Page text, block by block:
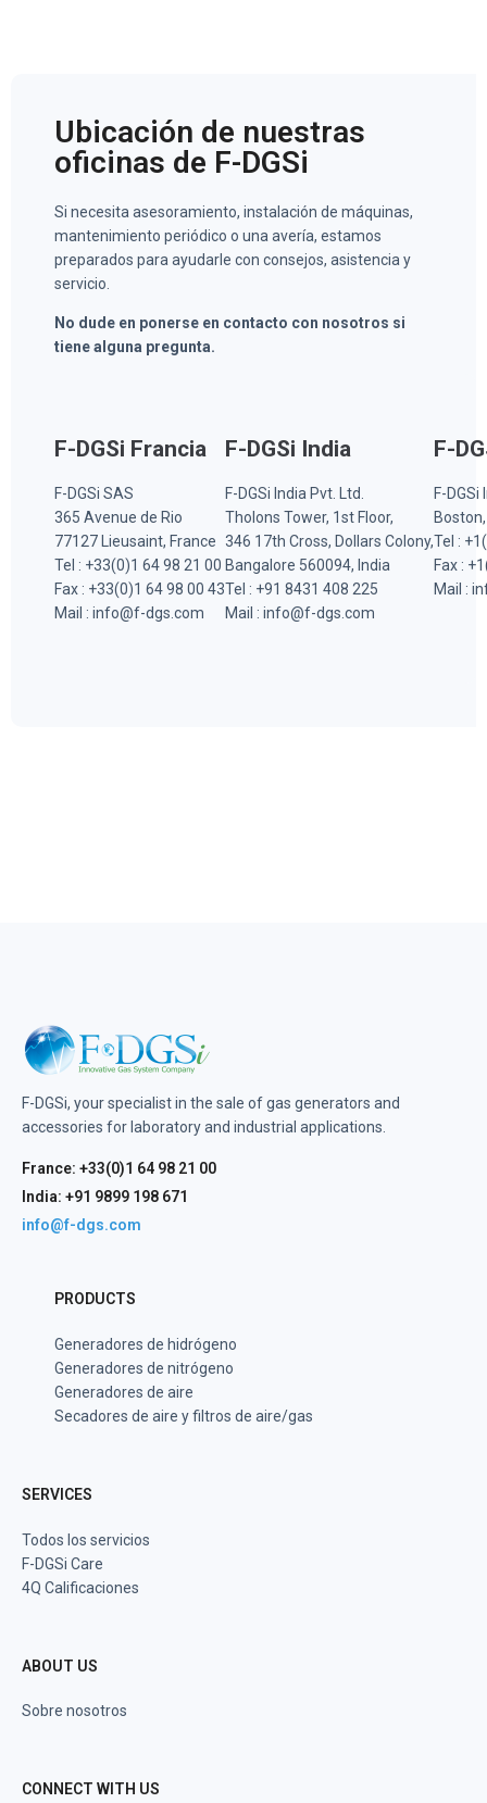
Ubicación de nuestras
oficinas de F-DGSi
Si necesita asesoramiento, instalación de máquinas,
mantenimiento periódico o una avería, estamos
preparados para ayudarle con consejos, asistencia y
servicio.
No dude en ponerse en contacto con nosotros si
tiene alguna pregunta.
F-DGSi Francia
F-DGSi SAS
365 Avenue de Rio
77127 Lieusaint, France
Tel : +33(0)1 64 98 21 00
Fax : +33(0)1 64 98 00 43
Mail : info@f-dgs.com
F-DGSi India
F-DGSi India Pvt. Ltd.
Tholons Tower, 1st Floor,
346 17th Cross, Dollars Colony,
Bangalore 560094, India
Tel : +91 8431 408 225
Mail : info@f-dgs.com
F-
F-DGSi
Tel :
Fax :
Mail :
F-DGSi, your specialist in the sale of gas generators and
accessories for laboratory and industrial applications.
France: +33(0)1 64 98 21 00
India: +91 9899 198 671
info@f-dgs.com
PRODUCTS
Generadores de hidrógeno
Generadores de nitrógeno
Generadores de aire
Secadores de aire y filtros de aire/gas
SERVICES
Todos los servicios
F-DGSi Care
4Q Calificaciones
ABOUT US
Sobre nosotros
CONNECT WITH US